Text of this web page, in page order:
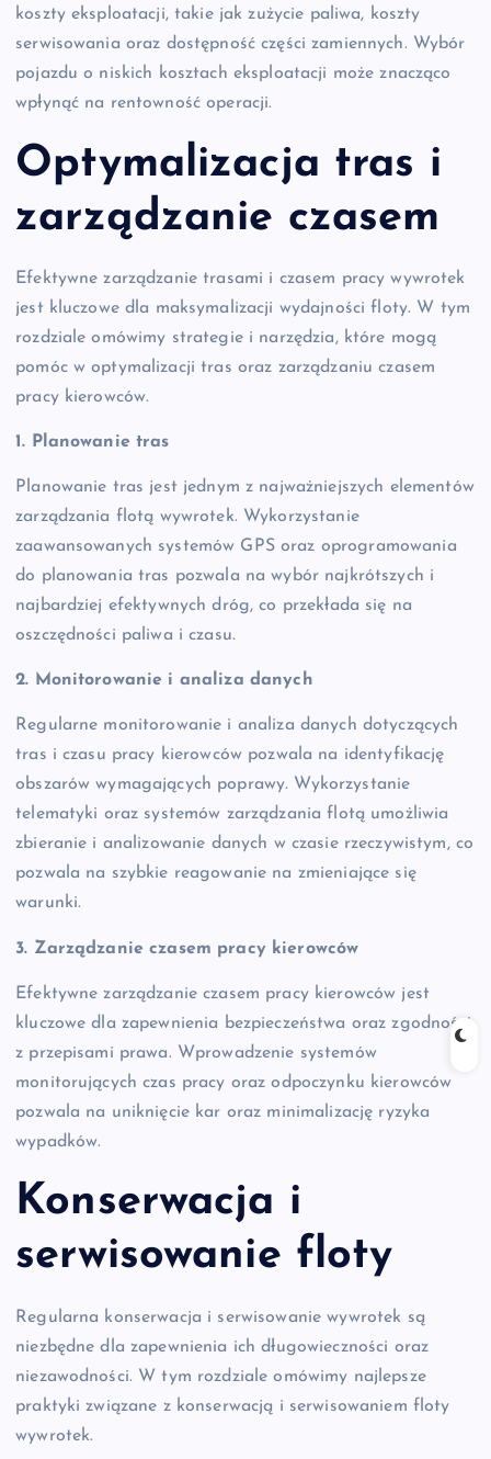
koszty eksploatacji, takie jak zużycie paliwa, koszty
serwisowania oraz dostępność części zamiennych. Wybór
pojazdu o niskich kosztach eksploatacji może znacząco
wpłynąć na rentowność operacji.
Optymalizacja tras i
zarządzanie czasem
Efektywne zarządzanie trasami i czasem pracy wywrotek
jest kluczowe dla maksymalizacji wydajności floty. W tym
rozdziale omówimy strategie i narzędzia, które mogą
pomóc w optymalizacji tras oraz zarządzaniu czasem
pracy kierowców.
1. Planowanie tras
Planowanie tras jest jednym z najważniejszych elementów
zarządzania flotą wywrotek. Wykorzystanie
zaawansowanych systemów GPS oraz oprogramowania
do planowania tras pozwala na wybór najkrótszych i
najbardziej efektywnych dróg, co przekłada się na
oszczędności paliwa i czasu.
2. Monitorowanie i analiza danych
Regularne monitorowanie i analiza danych dotyczących
tras i czasu pracy kierowców pozwala na identyfikację
obszarów wymagających poprawy. Wykorzystanie
telematyki oraz systemów zarządzania flotą umożliwia
zbieranie i analizowanie danych w czasie rzeczywistym, co
pozwala na szybkie reagowanie na zmieniające się
warunki.
3. Zarządzanie czasem pracy kierowców
Efektywne zarządzanie czasem pracy kierowców jest
kluczowe dla zapewnienia bezpieczeństwa oraz zgodności
z przepisami prawa. Wprowadzenie systemów
monitorujących czas pracy oraz odpoczynku kierowców
pozwala na uniknięcie kar oraz minimalizację ryzyka
wypadków.
Konserwacja i
serwisowanie floty
Regularna konserwacja i serwisowanie wywrotek są
niezbędne dla zapewnienia ich długowieczności oraz
niezawodności. W tym rozdziale omówimy najlepsze
praktyki związane z konserwacją i serwisowaniem floty
wywrotek.